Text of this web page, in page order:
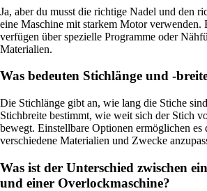
Ja, aber du musst die richtige Nadel und den
eine Maschine mit starkem Motor verwenden.
verfügen über spezielle Programme oder
Materialien.
Was bedeuten Stichlänge und -
Die Stichlänge gibt an, wie lang die Stiche
Stichbreite bestimmt, wie weit sich der Stich
bewegt. Einstellbare Optionen ermöglichen es
verschiedene Materialien und Zwecke
Was ist der Unterschied zwischen
und einer Overlockmaschine?